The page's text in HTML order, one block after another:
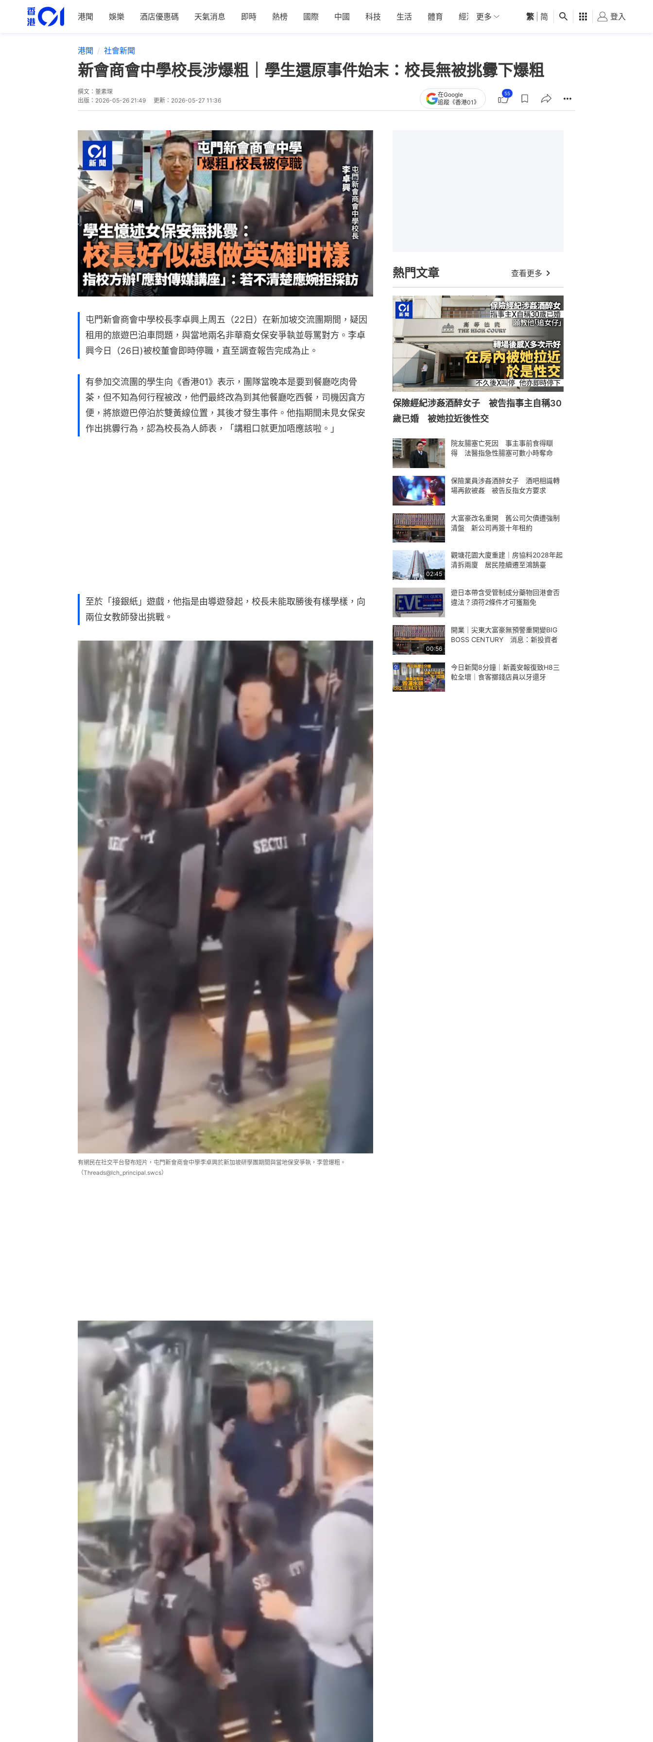
港聞 娛樂 酒店優惠碼 天氣消息 即時 熱榜 國際 中國 科技 生活 體育 經濟 01深圳 觀點 健康 好食玩飛
更多 繁 简 登入
港聞 社會新聞
新會商會中學校長涉爆粗｜學生還原事件始末：校長無被挑釁下爆粗
撰文： 董素琛
出版： 2026-05-26 21:49 更新： 2026-05-27 11:36
在Google
追蹤《香港01》
55
屯門新會商會中學校長李卓興上周五（22日）在新加坡交流團期間，疑因
租用的旅遊巴泊車問題，與當地兩名非華裔女保安爭執並辱罵對方。李卓
興今日（26日)被校董會即時停職，直至調查報告完成為止。
有參加交流團的學生向《香港01》表示，團隊當晚本是要到餐廳吃肉骨
茶，但不知為何行程被改，他們最終改為到其他餐廳吃西餐，司機因貪方
便，將旅遊巴停泊於雙黃線位置，其後才發生事件。他指期間未見女保安
作出挑釁行為，認為校長為人師表，「講粗口就更加唔應該啦。」
至於「接銀紙」遊戲，他指是由導遊發起，校長未能取勝後有樣學樣，向
兩位女教師發出挑戰。
有網民在社交平台發布短片，屯門新會商會中學李卓興於新加坡研學團期間與當地保安爭執，李曾爆粗。
（Threads@lch_principal.swcs）
熱門文章 查看更多
保險經紀涉姦酒醉女子 被告指事主自稱30
歲已婚 被她拉近後性交
院友腸塞亡死因 事主事前食得瞓
得 法醫指急性腸塞可數小時奪命
保險業員涉姦酒醉女子 酒吧相識轉
場再飲被姦 被告反指女方要求
大富豪改名重開 舊公司欠債遭強制
清盤 新公司再簽十年租約
02:45
觀塘花園大廈重建｜房協料2028年起
清拆兩廈 居民陸續遷至鴻鵠臺
遊日本帶含受管制成分藥物回港會否
違法？須符2條件才可獲豁免
00:56
開業｜尖東大富豪無預警重開變BIG
BOSS CENTURY 消息：新投資者
今日新聞8分鐘｜新義安報復致H8三
𨋢全壞｜食客擲錢店員以牙還牙